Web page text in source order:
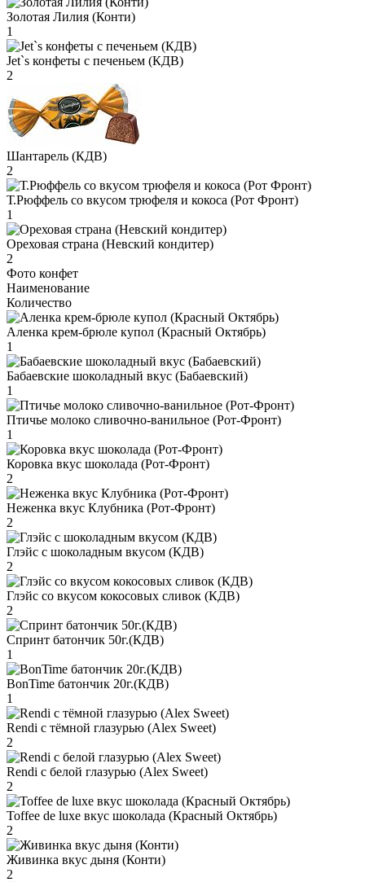
Золотая Лилия (Конти)
1
Jet`s конфеты с печеньем (КДВ)
2
Шантарель (КДВ)
2
Т.Рюффель со вкусом трюфеля и кокоса (Рот Фронт)
1
Ореховая страна (Невский кондитер)
2
Фото конфет
Наименование
Количество
Аленка крем-брюле купол (Красный Октябрь)
1
Бабаевские шоколадный вкус (Бабаевский)
1
Птичье молоко сливочно-ванильное (Рот-Фронт)
1
Коровка вкус шоколада (Рот-Фронт)
2
Неженка вкус Клубника (Рот-Фронт)
2
Глэйс с шоколадным вкусом (КДВ)
2
Глэйс со вкусом кокосовых сливок (КДВ)
2
Спринт батончик 50г.(КДВ)
1
BonTime батончик 20г.(КДВ)
1
Rendi с тёмной глазурью (Alex Sweet)
2
Rendi с белой глазурью (Alex Sweet)
2
Toffee de luxe вкус шоколада (Красный Октябрь)
2
Живинка вкус дыня (Конти)
2